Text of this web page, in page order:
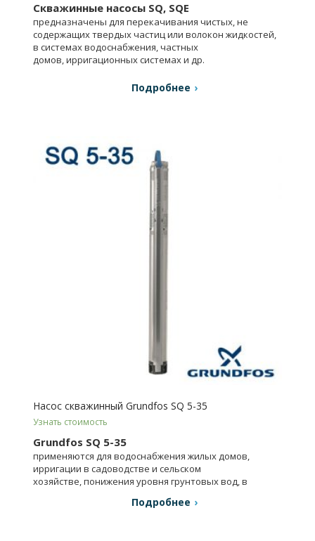
Скважинные насосы SQ, SQE
предназначены для перекачивания чистых, не
содержащих твердых частиц или волокон жидкостей,
в системах водоснабжения, частных
домов, ирригационных системах и др.
Подробнее
Насос скважинный Grundfos SQ 5-35
Узнать стоимость
Grundfos SQ 5-35
применяются для водоснабжения жилых домов,
ирригации в садоводстве и сельском
хозяйстве, понижения уровня грунтовых вод, в
Подробнее